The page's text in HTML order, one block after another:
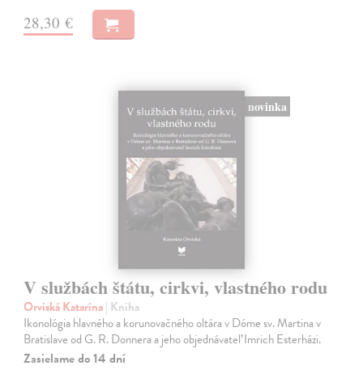
28,30 €
novinka
V službách štátu, cirkvi, vlastného rodu
Orviská Katarína| Kniha
Ikonológia hlavného a korunovačného oltára v Dóme sv. Martina v
Bratislave od G. R. Donnera a jeho objednávateľ Imrich Esterházi.
Zasielame do 14 dní